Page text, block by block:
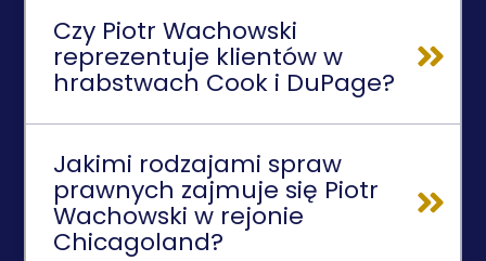
Czy Piotr Wachowski
reprezentuje klientów w
hrabstwach Cook i DuPage?
Jakimi rodzajami spraw
prawnych zajmuje się Piotr
Wachowski w rejonie
Chicagoland?